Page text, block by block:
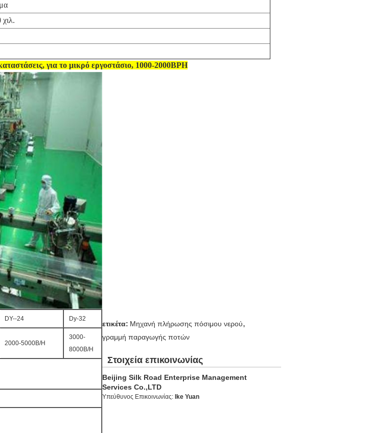
για το μικρό εργοστάσιο, 1000-2000BPH
DY--24 Dy-32
2000-5000B/H
3000-
8000B/H
ετικέτα: Μηχανή πλήρωσης πόσιμου νερού,
γραμμή παραγωγής ποτών
Στοιχεία επικοινωνίας
Beijing Silk Road Enterprise Management
Services Co.,LTD
Υπεύθυνος Επικοινωνίας: Ike Yuan